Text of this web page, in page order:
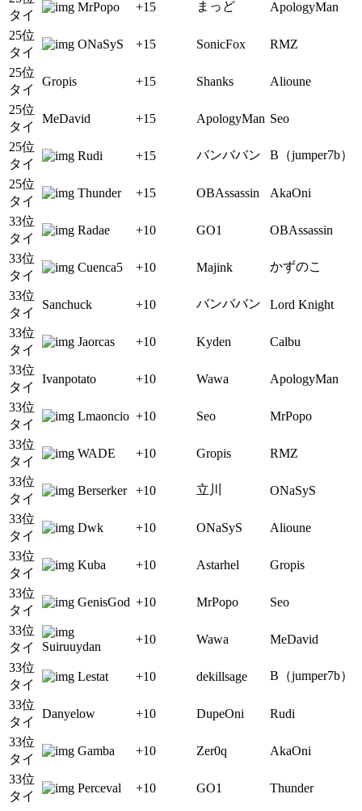
タイ
MrPopo +15 まっど ApologyMan
25位
タイ
ONaSyS +15 SonicFox RMZ
25位
タイ
Gropis +15 Shanks Alioune
25位
タイ
MeDavid +15 ApologyMan Seo
25位
タイ
Rudi +15 バンババン B（jumper7b）
25位
タイ
Thunder +15 OBAssassin AkaOni
33位
タイ
Radae +10 GO1 OBAssassin
33位
タイ
Cuenca5 +10 Majink かずのこ
33位
タイ
Sanchuck +10 バンババン Lord Knight
33位
タイ
Jaorcas +10 Kyden Calbu
33位
タイ
Ivanpotato +10 Wawa ApologyMan
33位
タイ
Lmaoncio +10 Seo MrPopo
33位
タイ
WADE +10 Gropis RMZ
33位
タイ
Berserker +10 立川 ONaSyS
33位
タイ
Dwk +10 ONaSyS Alioune
33位
タイ
Kuba +10 Astarhel Gropis
33位
タイ
GenisGod +10 MrPopo Seo
33位
タイ
Suiruuydan
+10 Wawa MeDavid
33位
タイ
Lestat +10 dekillsage B（jumper7b）
33位
タイ
Danyelow +10 DupeOni Rudi
33位
タイ
Gamba +10 Zer0q AkaOni
33位
タイ
Perceval +10 GO1 Thunder